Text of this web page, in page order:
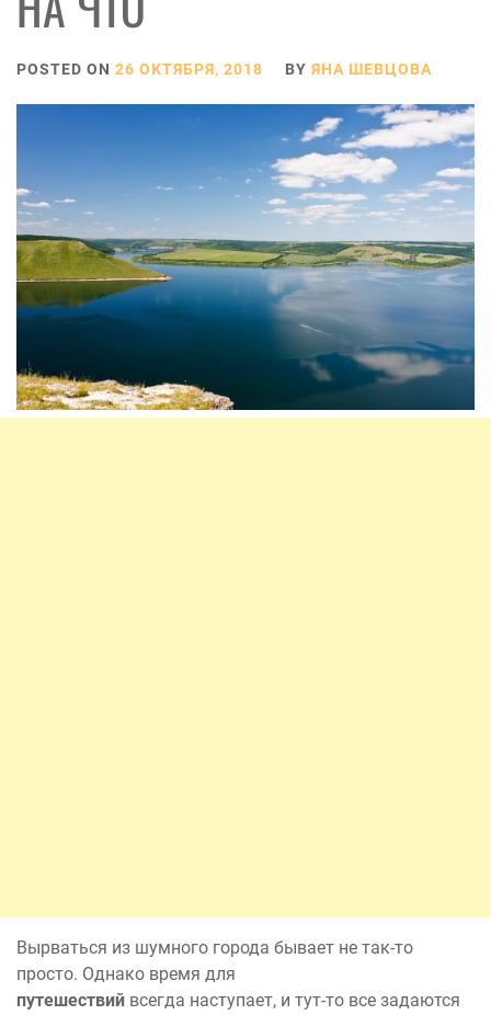
POSTED ON 26 ОКТЯБРЯ, 2018 BY ЯНА ШЕВЦОВА
Вырваться из шумного города бывает не так-то
просто. Однако время для
путешествий всегда наступает, и тут-то все задаются